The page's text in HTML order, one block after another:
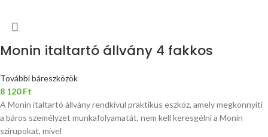
Monin italtartó állvány 4 fakkos
További báreszközök
8 120Ft
A Monin italtartó állvány rendkívül praktikus eszköz, amely megkönnyíti
a báros személyzet munkafolyamatát, nem kell keresgélni a Monin
szirupokat, mivel